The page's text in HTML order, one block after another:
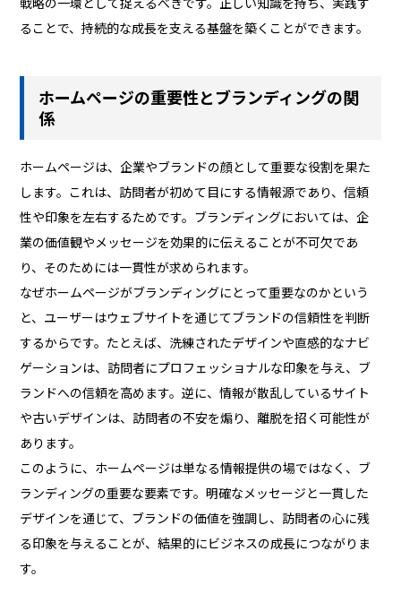
ることで、持続的な成長を支える基盤を築くことができます。
ホームページの重要性とブランディングの関
係
ホームページは、企業やブランドの顔として重要な役割を果た
します。これは、訪問者が初めて目にする情報源であり、信頼
性や印象を左右するためです。ブランディングにおいては、企
業の価値観やメッセージを効果的に伝えることが不可欠であ
り、そのためには一貫性が求められます。
なぜホームページがブランディングにとって重要なのかという
と、ユーザーはウェブサイトを通じてブランドの信頼性を判断
するからです。たとえば、洗練されたデザインや直感的なナビ
ゲーションは、訪問者にプロフェッショナルな印象を与え、ブ
ランドへの信頼を高めます。逆に、情報が散乱しているサイト
や古いデザインは、訪問者の不安を煽り、離脱を招く可能性が
あります。
このように、ホームページは単なる情報提供の場ではなく、ブ
ランディングの重要な要素です。明確なメッセージと一貫した
デザインを通じて、ブランドの価値を強調し、訪問者の心に残
る印象を与えることが、結果的にビジネスの成長につながりま
す。